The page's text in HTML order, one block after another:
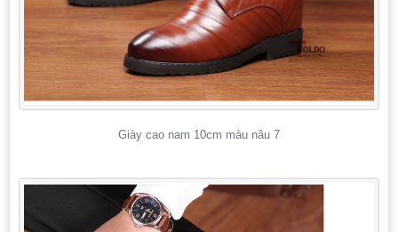
Giày cao nam 10cm màu nâu 7